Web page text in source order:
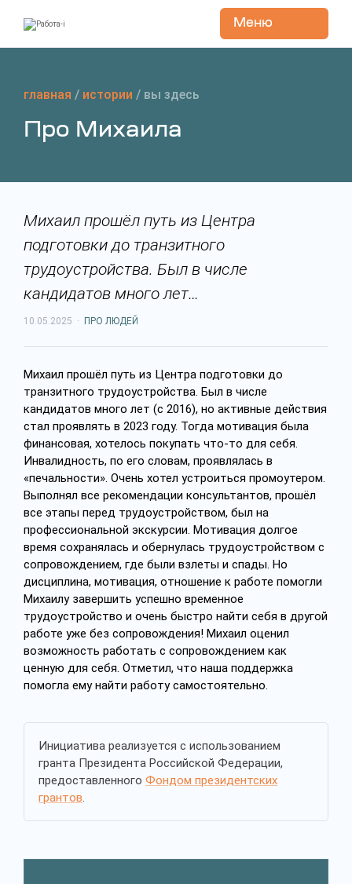
содержанию
Меню
главная / истории / вы здесь
Про Михаила
Михаил прошёл путь из Центра
подготовки до транзитного
трудоустройства. Был в числе
кандидатов много лет…
10.05.2025 · ПРО ЛЮДЕЙ
Михаил прошёл путь из Центра подготовки до
транзитного трудоустройства. Был в числе
кандидатов много лет (с 2016), но активные действия
стал проявлять в 2023 году. Тогда мотивация была
финансовая, хотелось покупать что-то для себя.
Инвалидность, по его словам, проявлялась в
«печальности». Очень хотел устроиться промоутером.
Выполнял все рекомендации консультантов, прошёл
все этапы перед трудоустройством, был на
профессиональной экскурсии. Мотивация долгое
время сохранялась и обернулась трудоустройством с
сопровождением, где были взлеты и спады. Но
дисциплина, мотивация, отношение к работе помогли
Михаилу завершить успешно временное
трудоустройство и очень быстро найти себя в другой
работе уже без сопровождения! Михаил оценил
возможность работать с сопровождением как
ценную для себя. Отметил, что наша поддержка
помогла ему найти работу самостоятельно.
Инициатива реализуется с использованием
гранта Президента Российской Федерации,
предоставленного Фондом президентских
грантов.